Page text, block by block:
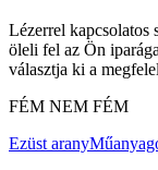
Lézerrel kapcsolatos
öleli fel az Ön
választja ki a
FÉM NEM FÉM
Ezüst arany